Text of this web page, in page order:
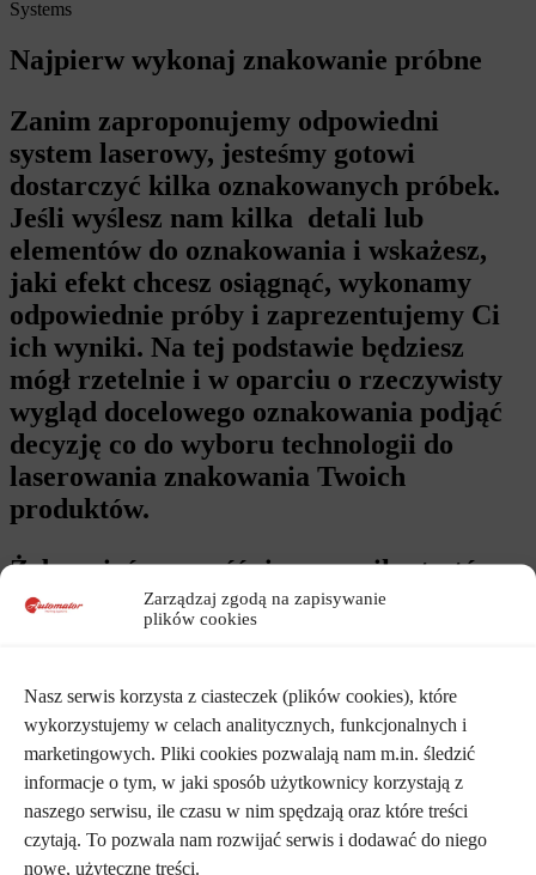
Zarządzaj zgodą na zapisywanie
plików cookies
Nasz serwis korzysta z ciasteczek (plików cookies), które
wykorzystujemy w celach analitycznych, funkcjonalnych i
marketingowych. Pliki cookies pozwalają nam m.in. śledzić
informacje o tym, w jaki sposób użytkownicy korzystają z
naszego serwisu, ile czasu w nim spędzają oraz które treści
czytają. To pozwala nam rozwijać serwis i dodawać do niego
nowe, użyteczne treści.
Najpierw wykonaj znakowanie próbne
Zanim zaproponujemy odpowiedni
system laserowy, jesteśmy gotowi
dostarczyć kilka oznakowanych próbek.
Jeśli wyślesz nam kilka detali lub
elementów do oznakowania i wskażesz,
jaki efekt chcesz osiągnąć, wykonamy
odpowiednie próby i zaprezentujemy Ci
ich wyniki. Na tej podstawie będziesz
mógł rzetelnie i w oparciu o rzeczywisty
wygląd docelowego oznakowania podjąć
decyzję co do wyboru technologii do
laserowania znakowania Twoich
produktów.
Żeby mieć pewność, że w wyniku testów
został osiągnięty oczekiwany efekt,
konieczne jest dostarczenie więcej niż 2
dokładnie w taki sposób, jakiego się
spodziewasz.
Skontaktuj się z nami